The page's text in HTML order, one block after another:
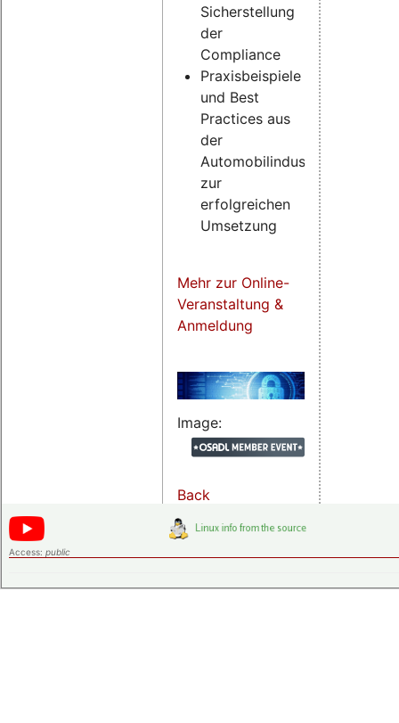
Sicherstellung
der
Compliance
Praxisbeispiele
und Best
Practices aus
der
Automobilindustrie
zur
erfolgreichen
Umsetzung
Mehr zur Online-
Veranstaltung &
Anmeldung
Image:
Back
Access: public